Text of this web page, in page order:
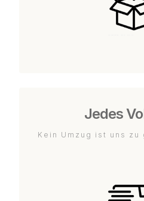
Jedes
Kein Umzug ist uns zu